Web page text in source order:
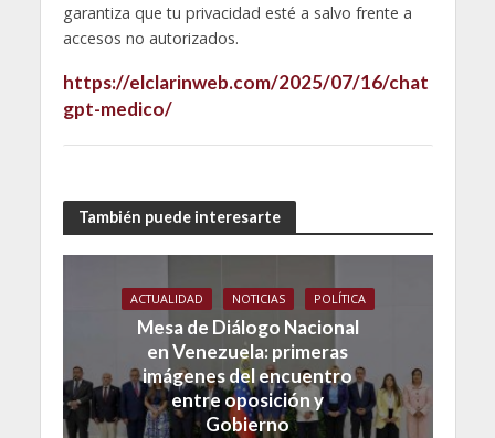
garantiza que tu privacidad esté a salvo frente a
accesos no autorizados.
https://elclarinweb.com/2025/07/16/chat
gpt-medico/
También puede interesarte
ACTUALIDAD NOTICIAS POLÍTICA
Mesa de Diálogo Nacional
en Venezuela: primeras
imágenes del encuentro
entre oposición y
Gobierno